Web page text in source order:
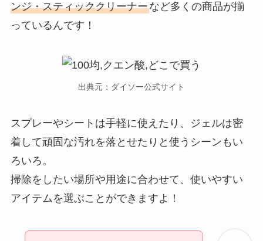
ンジ・スティッククリーナーなど多くの商品が揃
っているんです！
出典元：ダイソー公式サイト
スプレーやシートは手軽に使えたり、ジェルは密
着して頑固な汚れを落とせたりと使うシーンもい
ろいろ。
掃除をしたい場所や用途に合わせて、使いやすい
アイテムを選ぶことができますよ！